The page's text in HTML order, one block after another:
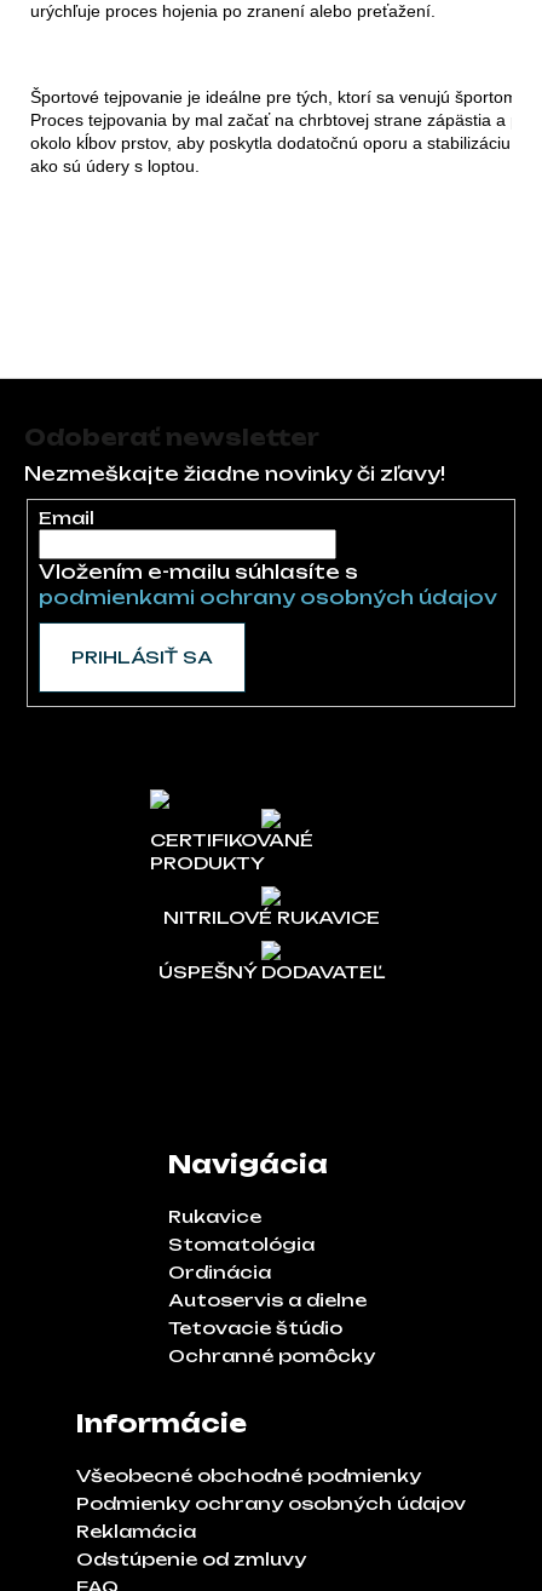
urýchľuje proces hojenia po zranení alebo preťažení.
Športové tejpovanie je ideálne pre tých, ktorí sa venujú športom
Proces tejpovania by mal začať na chrbtovej strane zápästia a
okolo kĺbov prstov, aby poskytla dodatočnú oporu a stabilizáciu,
ako sú údery s loptou.
Odoberať newsletter
Nezmeškajte žiadne novinky či zľavy!
Email
Vložením e-mailu súhlasíte s
podmienkami ochrany osobných údajov
PRIHLÁSIŤ SA
CERTIFIKOVANÉ
PRODUKTY
NITRILOVÉ RUKAVICE
ÚSPEŠNÝ DODAVATEĽ
Navigácia
Rukavice
Stomatológia
Ordinácia
Autoservis a dielne
Tetovacie štúdio
Ochranné pomôcky
Informácie
Všeobecné obchodné podmienky
Podmienky ochrany osobných údajov
Reklamácia
Odstúpenie od zmluvy
FAQ